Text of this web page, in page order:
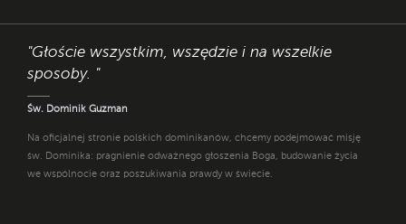
"Głoście wszystkim, wszędzie i na wszelkie
sposoby. "
Św. Dominik Guzman
Na oficjalnej stronie polskich dominikanów, chcemy podejmować misję
św. Dominika: pragnienie odważnego głoszenia Boga, budowanie życia
we wspólnocie oraz poszukiwania prawdy w świecie.